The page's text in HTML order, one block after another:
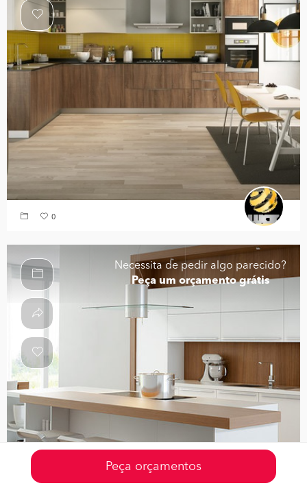
0
Necessita de pedir algo parecido?
Peça um orçamento grátis
Peça orçamentos